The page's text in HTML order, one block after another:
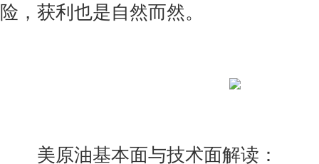
险，获利也是自然而然。
美原油基本面与技术面解读：